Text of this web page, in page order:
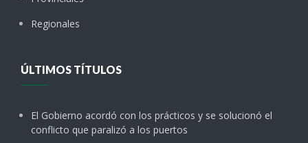
Regionales
ÚLTIMOS TÍTULOS
El Gobierno acordó con los prácticos y se solucionó el
conflicto que paralizó a los puertos